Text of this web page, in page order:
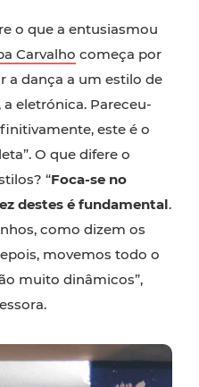
o que a entusiasmou
Carvalho começa por
a dança a um estilo de
eletrónica. Pareceu-
este é o
O que difere o
“Foca-se no
destes é fundamental.
como dizem os
movemos todo o
muito dinâmicos”,